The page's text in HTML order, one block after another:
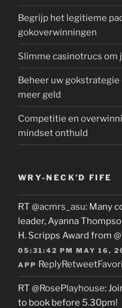
Begrijp het legitieme
gokoverwinningen
Slimme casinotrucs om
Beheer uw
meer geld
Competitie en
mindset onthuld
WRY-NECK’D FIFE
RT @acmrs_asu: Many
leader, Ayanna
H. Scripps Award from
05:31:42 PM MAY 16,
APP ReplyRetweet
RT @RosePlayhouse:
to book before 5.30pm!